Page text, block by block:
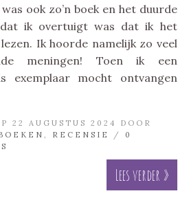
ook zo’n boek en het duurde
ik overtuigt was dat ik het
Ik hoorde namelijk zo veel
meningen! Toen ik een
exemplaar mocht ontvangen
22 AUGUSTUS 2024 DOOR
, RECENSIE / 0
Lees verder »